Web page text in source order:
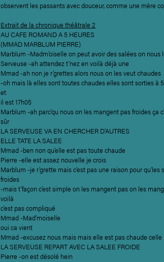
observent les passants avec douceur, comme une mère
Extrait de la chronique théâtrale 2
AU CAFE ROMAND A 5 HEURES
(MMAD MARBLUM PIERRE)
Marblum -Madm’oiselle on peut avoir des salées on nous
Serveuse -ah attendez t’nez en voilà déjà une
Mmad -ah non je r’grettes alors nous on les veut chaudes
-oh mais là elles sont toutes chaudes elles sont sorties à
et
il est 17h05
Marblum -ah parc’qu nous on les mangent pas froides ça
sûr
LA SERVEUSE VA EN CHERCHER D’AUTRES
ELLE TATE LA SALEE
Mmad -ben non qu’elle est pas toute chaude
Pierre -elle est assez nouvelle je crois
Marblum -je r’grette mais c’est pas une raison pour qu’les
froides
-mais t’façon c’est simple on les mangent pas on les
voilà
c’est pas compliqué
Mmad -Mad’moiselle
oui ca vient
Mmad -excusez nous mais mais elle est pas chaude celle
LA SERVEUSE REPART AVEC LA SALEE FROIDE
Pierre -on est désolé hein